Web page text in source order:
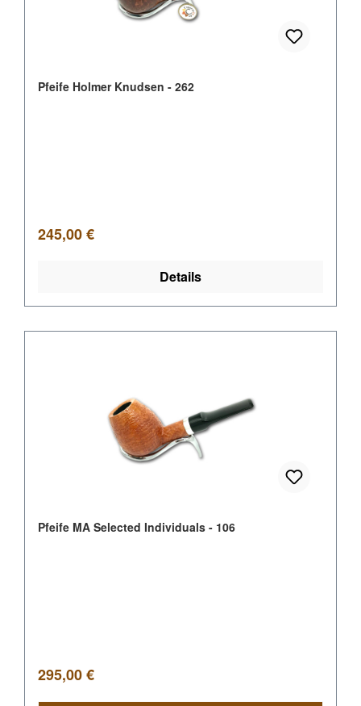
Pfeife Holmer Knudsen - 262
Regulärer Preis:
245,00 €
Details
Pfeife MA Selected Individuals - 106
Regulärer Preis:
295,00 €